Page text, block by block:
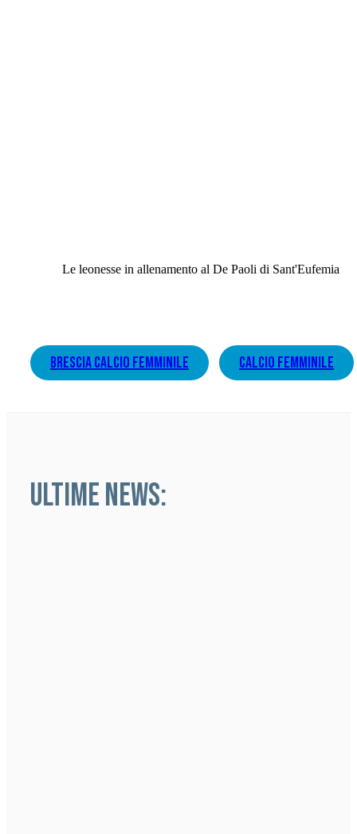
Le leonesse in allenamento al De Paoli di Sant'Eufemia
brescia calcio femminile calcio femminile
ULTIME NEWS: